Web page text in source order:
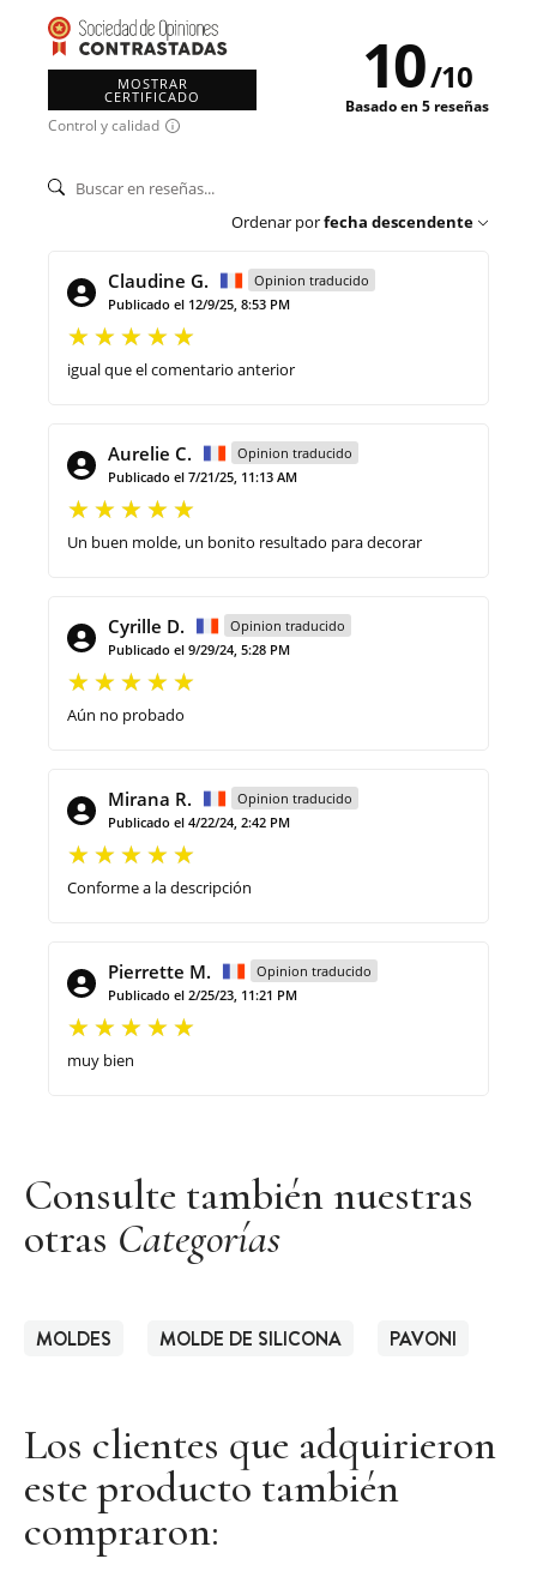
MOSTRAR
CERTIFICADO
Control y calidad
10/10
Basado en 5 reseñas
Ordenar porfecha descendente
Claudine G.
Opinion traducido
Publicado el 12/9/25, 8:53 PM
igual que el comentario anterior
Aurelie C.
Opinion traducido
Publicado el 7/21/25, 11:13 AM
Un buen molde, un bonito resultado para decorar
Cyrille D.
Opinion traducido
Publicado el 9/29/24, 5:28 PM
Aún no probado
Mirana R.
Opinion traducido
Publicado el 4/22/24, 2:42 PM
Conforme a la descripción
Pierrette M.
Opinion traducido
Publicado el 2/25/23, 11:21 PM
muy bien
Consulte también nuestras
otras Categorías
MOLDES MOLDE DE SILICONA PAVONI
Los clientes que adquirieron
este producto también
compraron: